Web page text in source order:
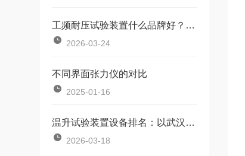
工频耐压试验装置什么品牌好？深度解析武汉特高压电力的口碑与实力
2026-03-24
不同界面张力仪的对比
2025-01-16
温升试验装置设备排名：以武汉特高压为例谈口碑与性能的平衡
2026-03-18